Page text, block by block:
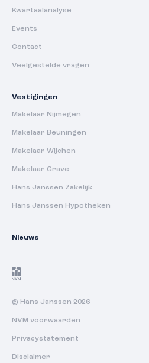
Kwartaalanalyse
Events
Contact
Veelgestelde vragen
Vestigingen
Makelaar Nijmegen
Makelaar Beuningen
Makelaar Wijchen
Makelaar Grave
Hans Janssen Zakelijk
Hans Janssen Hypotheken
Nieuws
© Hans Janssen 2026
NVM voorwaarden
Privacystatement
Disclaimer